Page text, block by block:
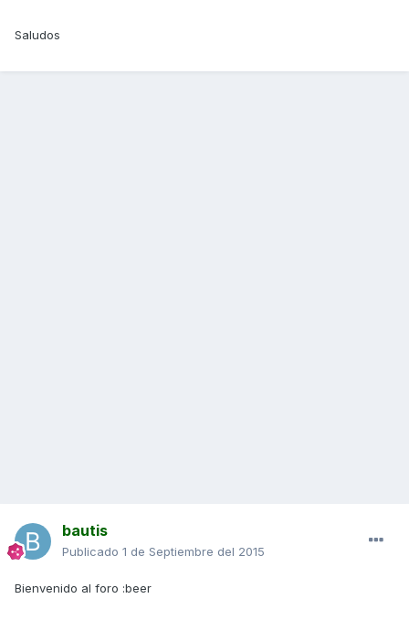
Saludos
bautis
Publicado 1 de Septiembre del 2015
Bienvenido al foro :beer